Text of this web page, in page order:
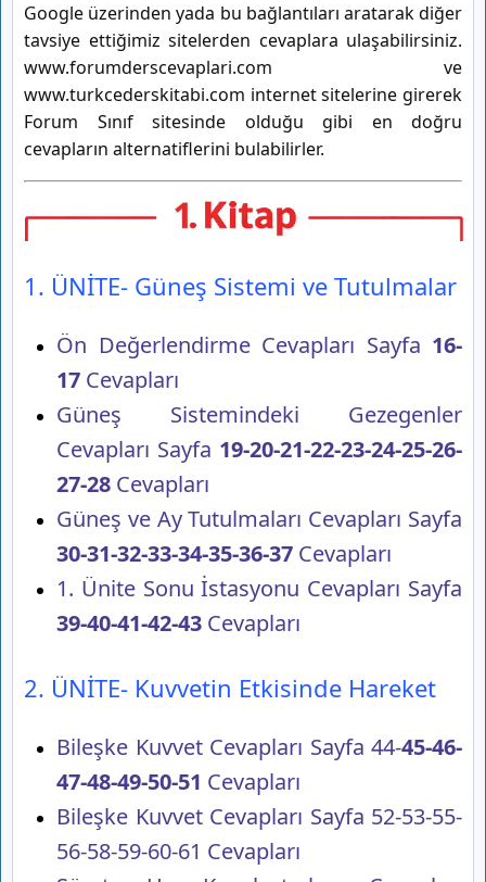
Google üzerinden yada bu bağlantıları aratarak diğer
tavsiye ettiğimiz sitelerden cevaplara ulaşabilirsiniz.
www.forumderscevaplari.com ve
www.turkcederskitabi.com internet sitelerine girerek
Forum Sınıf sitesinde olduğu gibi en doğru
cevapların alternatiflerini bulabilirler.
1. ÜNİTE- Güneş Sistemi ve Tutulmalar
Ön Değerlendirme Cevapları Sayfa 16-
17 Cevapları
Güneş Sistemindeki Gezegenler
Cevapları Sayfa 19-20-21-22-23-24-25-26-
27-28 Cevapları
Güneş ve Ay Tutulmaları Cevapları Sayfa
30-31-32-33-34-35-36-37 Cevapları
1. Ünite Sonu İstasyonu Cevapları Sayfa
39-40-41-42-43 Cevapları
2. ÜNİTE- Kuvvetin Etkisinde Hareket
Bileşke Kuvvet Cevapları Sayfa 44-45-46-
47-48-49-50-51 Cevapları
Bileşke Kuvvet Cevapları Sayfa 52-53-55-
56-58-59-60-61 Cevapları